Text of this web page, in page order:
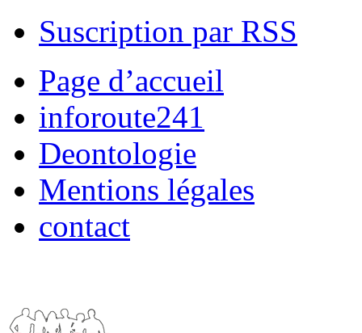
Suscription par RSS
Page d’accueil
inforoute241
Deontologie
Mentions légales
contact